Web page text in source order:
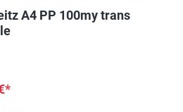
A4 PP 100my trans